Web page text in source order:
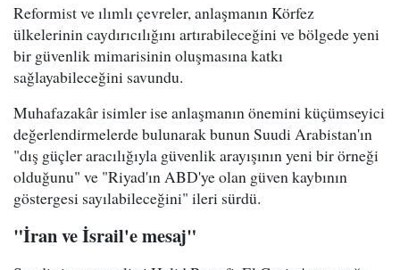
Reformist ve ılımlı çevreler, anlaşmanın Körfez
ülkelerinin caydırıcılığını artırabileceğini ve bölgede yeni
bir güvenlik mimarisinin oluşmasına katkı
sağlayabileceğini savundu.
Muhafazakâr isimler ise anlaşmanın önemini küçümseyici
değerlendirmelerde bulunarak bunun Suudi Arabistan'ın
"dış güçler aracılığıyla güvenlik arayışının yeni bir örneği
olduğunu" ve "Riyad'ın ABD'ye olan güven kaybının
göstergesi sayılabileceğini" ileri sürdü.
"İran ve İsrail'e mesaj"